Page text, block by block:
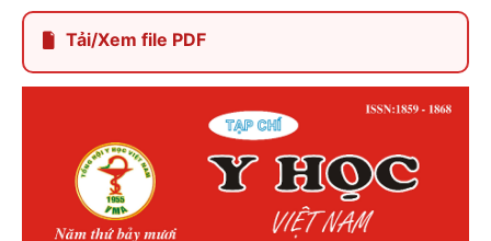
Tải/Xem file PDF